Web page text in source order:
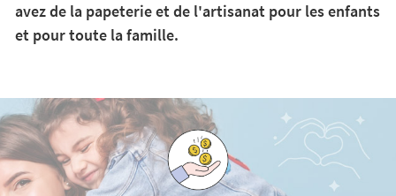
avez de la papeterie et de l'artisanat pour les enfants
et pour toute la famille.